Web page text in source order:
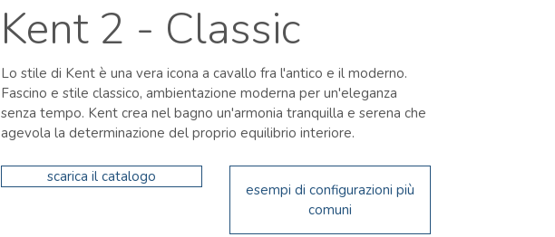
Kent 2 - Classic
Lo stile di Kent è una vera icona a cavallo fra l'antico e il moderno.
Fascino e stile classico, ambientazione moderna per un'eleganza
senza tempo. Kent crea nel bagno un'armonia tranquilla e serena che
agevola la determinazione del proprio equilibrio interiore.
scarica il catalogo
esempi di configurazioni più
comuni